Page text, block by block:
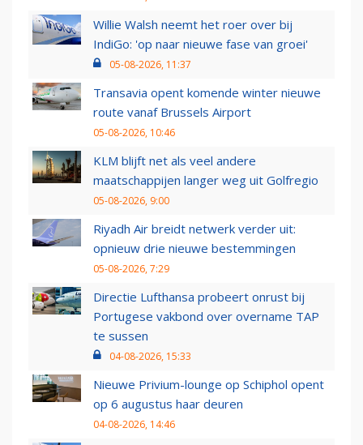
Willie Walsh neemt het roer over bij
IndiGo: 'op naar nieuwe fase van groei'
05-08-2026, 11:37
Transavia opent komende winter nieuwe
route vanaf Brussels Airport
05-08-2026, 10:46
KLM blijft net als veel andere
maatschappijen langer weg uit Golfregio
05-08-2026, 9:00
Riyadh Air breidt netwerk verder uit:
opnieuw drie nieuwe bestemmingen
05-08-2026, 7:29
Directie Lufthansa probeert onrust bij
Portugese vakbond over overname TAP
te sussen
04-08-2026, 15:33
Nieuwe Privium-lounge op Schiphol opent
op 6 augustus haar deuren
04-08-2026, 14:46